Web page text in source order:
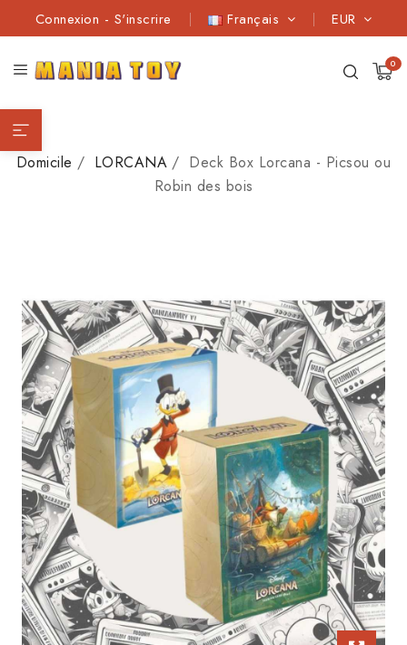
EUR
Français
Connexion - S'inscrire
0
Domicile LORCANA
Deck Box Lorcana - Picsou ou
Robin des bois